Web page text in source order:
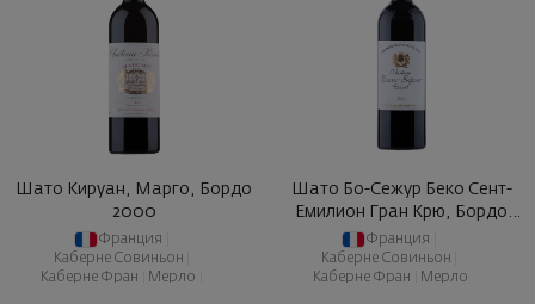
Шато Кируан, Марго, Бордо
2000
Франция
Каберне Совиньон
Каберне Фран
Мерло
Шато Бо-Сежур Беко Сент-
Емилион Гран Крю, Бордо
2015
Франция
Каберне Совиньон
Каберне Фран
Мерло